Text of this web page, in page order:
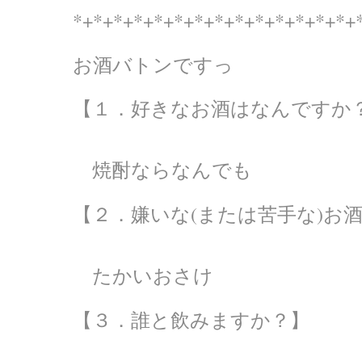
お酒バトンですっ
【１．好きなお酒はなんですか
焼酎ならなんでも
【２．嫌いな(または苦手な)お
たかいおさけ
【３．誰と飲みますか？】